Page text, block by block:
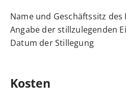
Name und Geschäftssitz des
Angabe der stillzulegenden
Datum der Stillegung
Kosten